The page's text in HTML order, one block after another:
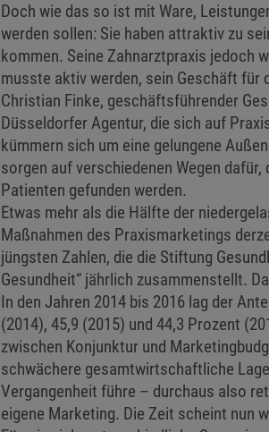
Doch wie das so ist mit Ware,
werden sollen: Sie haben attraktiv zu
kommen. Seine Zahnarztpraxis jedoch
musste aktiv werden, sein Geschäft für
Christian Finke, geschäftsführender
Düsseldorfer Agentur, die sich auf
kümmern sich um eine gelungene
sorgen auf verschiedenen Wegen
Patienten gefunden werden.
Etwas mehr als die Hälfte der
Maßnahmen des Praxismarketings
jüngsten Zahlen, die die Stiftung
Gesundheit“ jährlich zusammenstellt.
In den Jahren 2014 bis 2016 lag der
(2014), 45,9 (2015) und 44,3 Prozent
zwischen Konjunktur und
schwächere gesamtwirtschaftliche
Vergangenheit führe – durchaus also
eigene Marketing. Die Zeit scheint nun